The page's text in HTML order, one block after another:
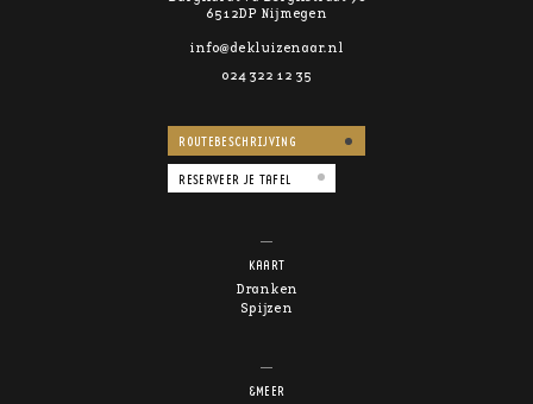
6512DP Nijmegen
info@dekluizenaar.nl
024 322 12 35
ROUTEBESCHRIJVING
RESERVEER JE TAFEL
KAART
Dranken
Spijzen
&MEER